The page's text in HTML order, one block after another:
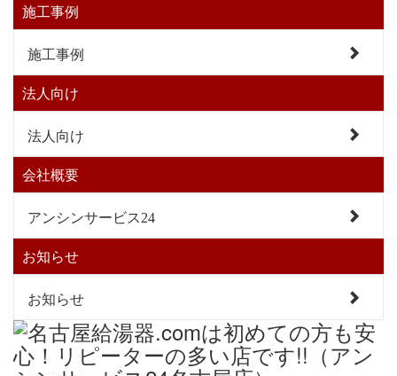
施工事例
施工事例
法人向け
法人向け
会社概要
アンシンサービス24
お知らせ
お知らせ